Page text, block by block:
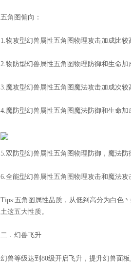
五角图偏向：
1.物攻型幻兽属性五角图物理攻击加成比较
2.物防型幻兽属性五角图物理防御和生命加
3.魔攻型幻兽属性五角图魔法攻击加成次较
4.魔防型幻兽属性五角图魔法防御和生命加
5.双防型幻兽属性五角图物理防御，魔法防
6.全能型幻兽属性五角图物理攻击和魔法攻
Tips:五角图属性品质，从低到高分为白色
土这五大性质。
二．幻兽飞升
幻兽等级达到 80级开启飞升，提升幻兽面